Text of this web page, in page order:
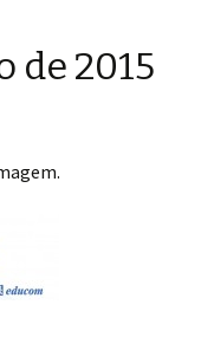
de 2015